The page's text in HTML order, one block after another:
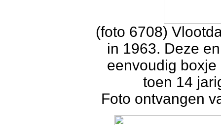
(foto 6708)
in 1963. Deze
eenvoudig
toen 14
Foto ontvangen